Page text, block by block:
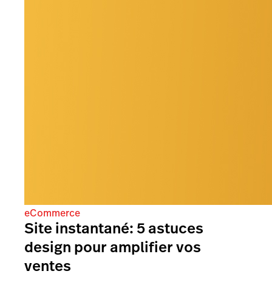
eCommerce
Site instantané: 5 astuces
design pour amplifier vos
ventes